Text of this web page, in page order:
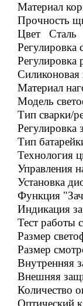
Материал
Прочность
Цвет Сталь
Материал
Модель
Тип сварки/
Тип
Технология
Управления
Установка
Функция
Индикация
Тест работы
Размер
Размер
Внутренняя
Внешняя
Количество